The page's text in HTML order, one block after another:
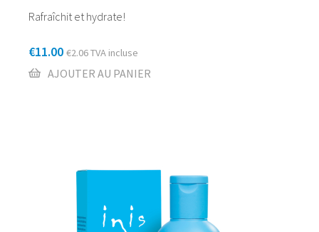
Rafraîchit et hydrate!
€11.00 €2.06TVA incluse
AJOUTER AU PANIER